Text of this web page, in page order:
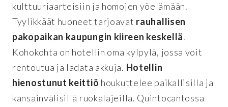
kulttuuriaarteisiin ja homojen yöelämään.
Tyylikkäät huoneet tarjoavat rauhallisen
pakopaikan kaupungin kiireen keskellä.
Kohokohta on hotellin oma kylpylä, jossa voit
rentoutua ja ladata akkuja. Hotellin
hienostunut keittiö houkuttelee paikallisilla ja
kansainvälisillä ruokalajeilla. Quintocantossa